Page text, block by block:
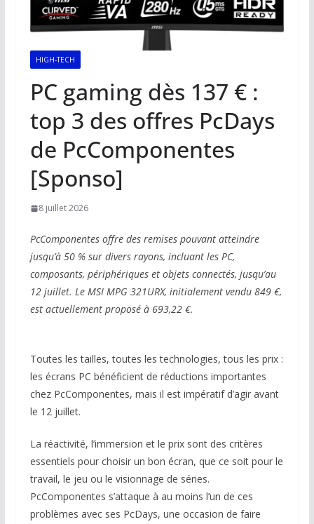
HIGH-TECH
PC gaming dès 137 € :
top 3 des offres PcDays
de PcComponentes
[Sponso]
8 juillet 2026
PcComponentes offre des remises pouvant atteindre
jusqu’à 50 % sur divers rayons, incluant les PC,
composants, périphériques et objets connectés, jusqu’au
12 juillet. Le MSI MPG 321URX, initialement vendu 849 €,
est actuellement proposé à 693,22 €.
Toutes les tailles, toutes les technologies, tous les prix :
les écrans PC bénéficient de réductions importantes
chez PcComponentes, mais il est impératif d’agir avant
le 12 juillet.
La réactivité, l’immersion et le prix sont des critères
essentiels pour choisir un bon écran, que ce soit pour le
travail, le jeu ou le visionnage de séries.
PcComponentes s’attaque à au moins l’un de ces
problèmes avec ses PcDays, une occasion de faire